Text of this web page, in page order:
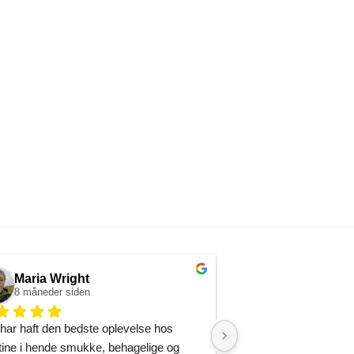
Maria Wright
8 måneder siden
haft den bedste oplevelse hos
i hende smukke, behagelige og